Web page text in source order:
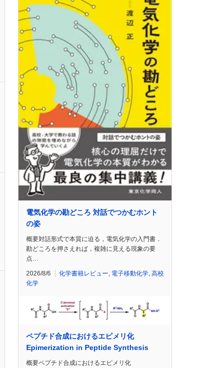
電気化学の勘どころ 対話でつかむホント
の姿
概要対話形式で本質に迫る，電気化学の入門書．
勘どころを押さえれば，複雑に見える現象の要
点…
2026/8/6 化学書籍レビュー 電子移動化学 高校
化学
ペプチド合成におけるエピメリ化
Epimerization in Peptide Synthesis
概要ペプチド合成におけるエピメリ化